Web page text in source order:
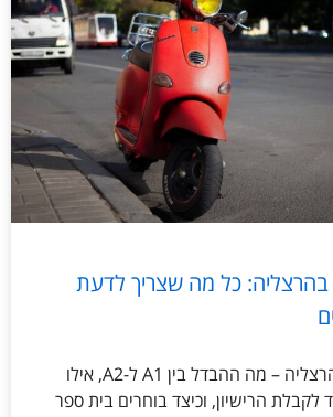
בהרצליה: כל מה שצריך לדעת
רישיון לקטנוע בהרצליה – מה ההבדל בין A1 ל-A2, אילו
לקבלת הרישיון, וכיצד בוחרים בית ספר